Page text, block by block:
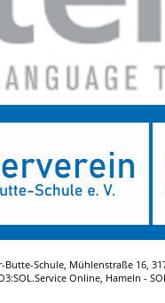
Butte-Schule, Mühlenstraße 16,
SOL.Service Online, Hameln -